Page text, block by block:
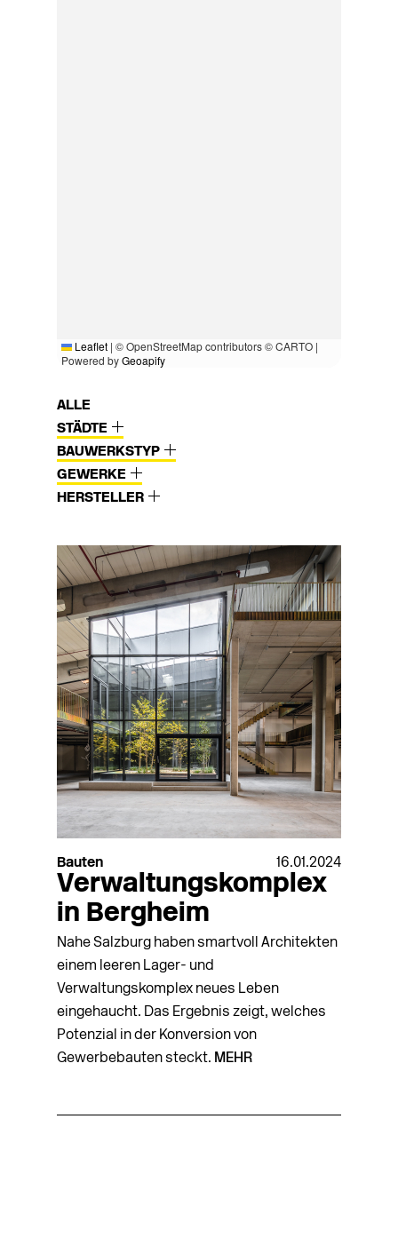
Leaflet | © OpenStreetMap contributors © CARTO |
Powered byGeoapify
ALLE
STÄDTE
BAUWERKSTYP
GEWERKE
HERSTELLER
Bauten 16.01.2024
Verwaltungskomplex
in Bergheim
Nahe Salzburg haben smartvoll Architekten
einem leeren Lager- und
Verwaltungskomplex neues Leben
eingehaucht. Das Ergebnis zeigt, welches
Potenzial in der Konversion von
Gewerbebauten steckt. MEHR